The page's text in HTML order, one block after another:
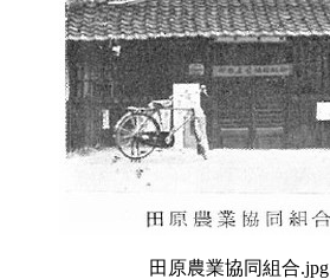
田原農業協同組合.jpg